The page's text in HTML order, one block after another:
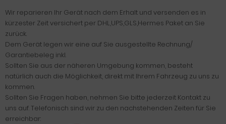
Wir reparieren Ihr Gerät nach dem Erhalt und versenden es in
kürzester Zeit versichert per DHL,UPS,GLS,Hermes Paket an Sie
zurück.
Dem Gerät legen wir eine auf Sie ausgestellte Rechnung/
Garantiebeleg inkl.
Sollten Sie aus der näheren Umgebung kommen, besteht
natürlich auch die Möglichkeit, direkt mit Ihrem Fahrzeug zu uns zu
kommen.
Sollten Sie Fragen haben, nehmen Sie bitte jederzeit Kontakt zu
uns auf. Telefonisch sind wir zu den nachstehenden Zeiten für Sie
erreichbar: